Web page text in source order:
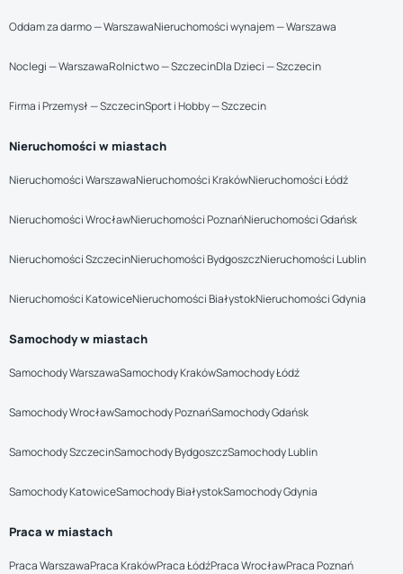
Oddam za darmo — WarszawaNieruchomości wynajem — Warszawa
Noclegi — WarszawaRolnictwo — SzczecinDla Dzieci — Szczecin
Firma i Przemysł — SzczecinSport i Hobby — Szczecin
Nieruchomości w miastach
Nieruchomości WarszawaNieruchomości KrakówNieruchomości Łódź
Nieruchomości WrocławNieruchomości PoznańNieruchomości Gdańsk
Nieruchomości SzczecinNieruchomości BydgoszczNieruchomości Lublin
Nieruchomości KatowiceNieruchomości BiałystokNieruchomości Gdynia
Samochody w miastach
Samochody WarszawaSamochody KrakówSamochody Łódź
Samochody WrocławSamochody PoznańSamochody Gdańsk
Samochody SzczecinSamochody BydgoszczSamochody Lublin
Samochody KatowiceSamochody BiałystokSamochody Gdynia
Praca w miastach
Praca WarszawaPraca KrakówPraca ŁódźPraca WrocławPraca Poznań